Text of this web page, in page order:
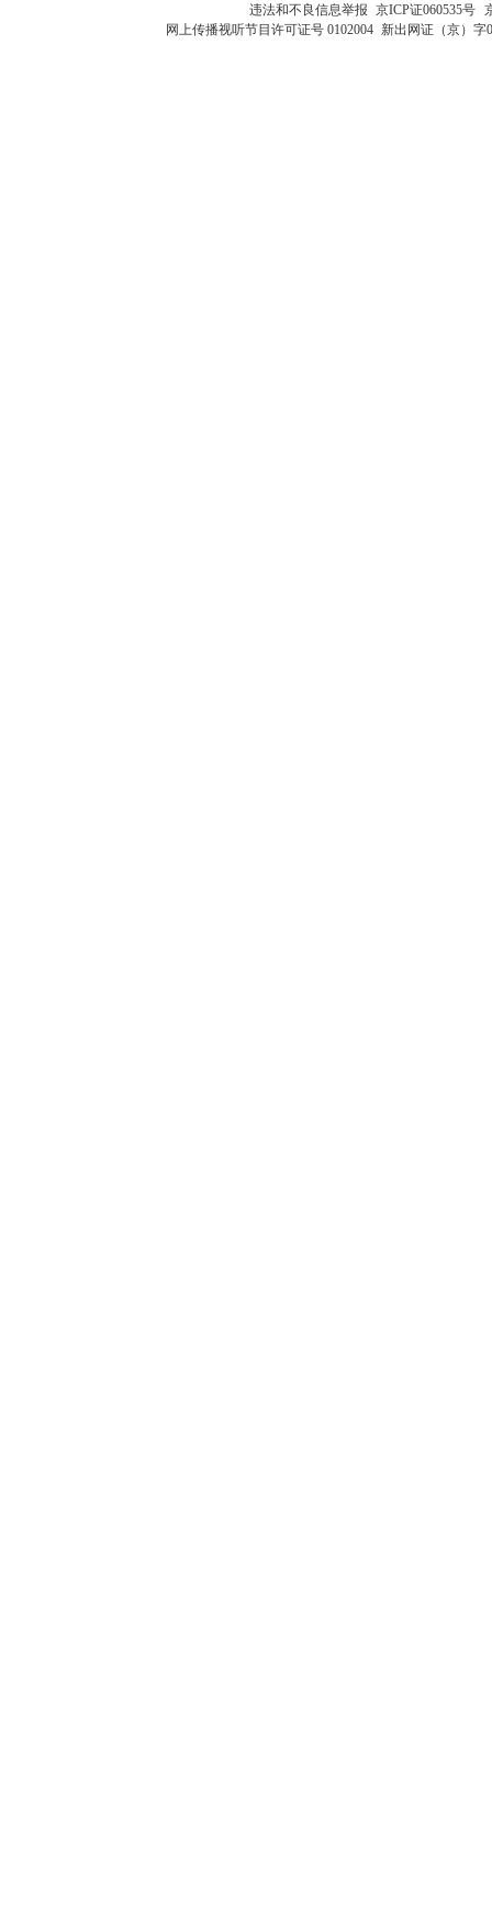
违法和不良信息举报 京ICP证060535号
网上传播视听节目许可证号 0102004 新出网证（京）